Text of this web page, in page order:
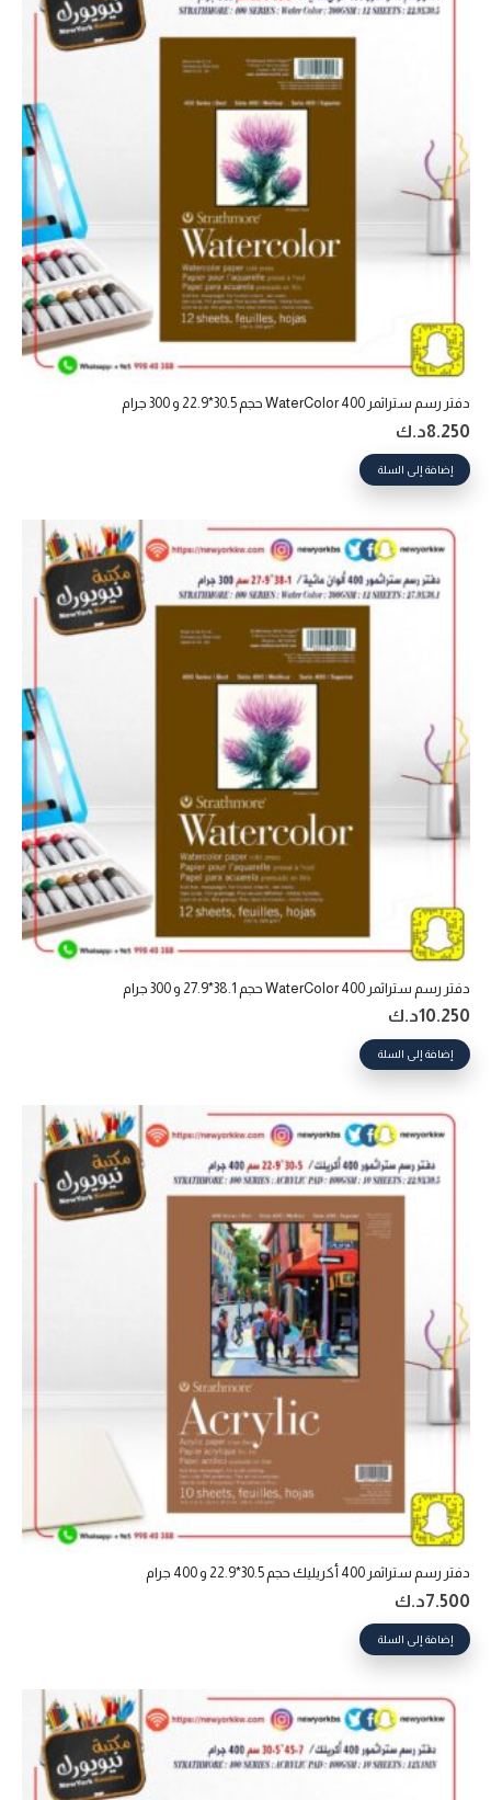
دفتر رسم ستراثمر 400 WaterColor حجم 30.5*22.9 و 300 جرام
8.250د.ك
إضافة إلى السلة
دفتر رسم ستراثمر 400 WaterColor حجم 38.1*27.9 و 300 جرام
10.250د.ك
إضافة إلى السلة
دفتر رسم ستراثمر 400 أكريليك حجم 30.5*22.9 و 400 جرام
7.500د.ك
إضافة إلى السلة